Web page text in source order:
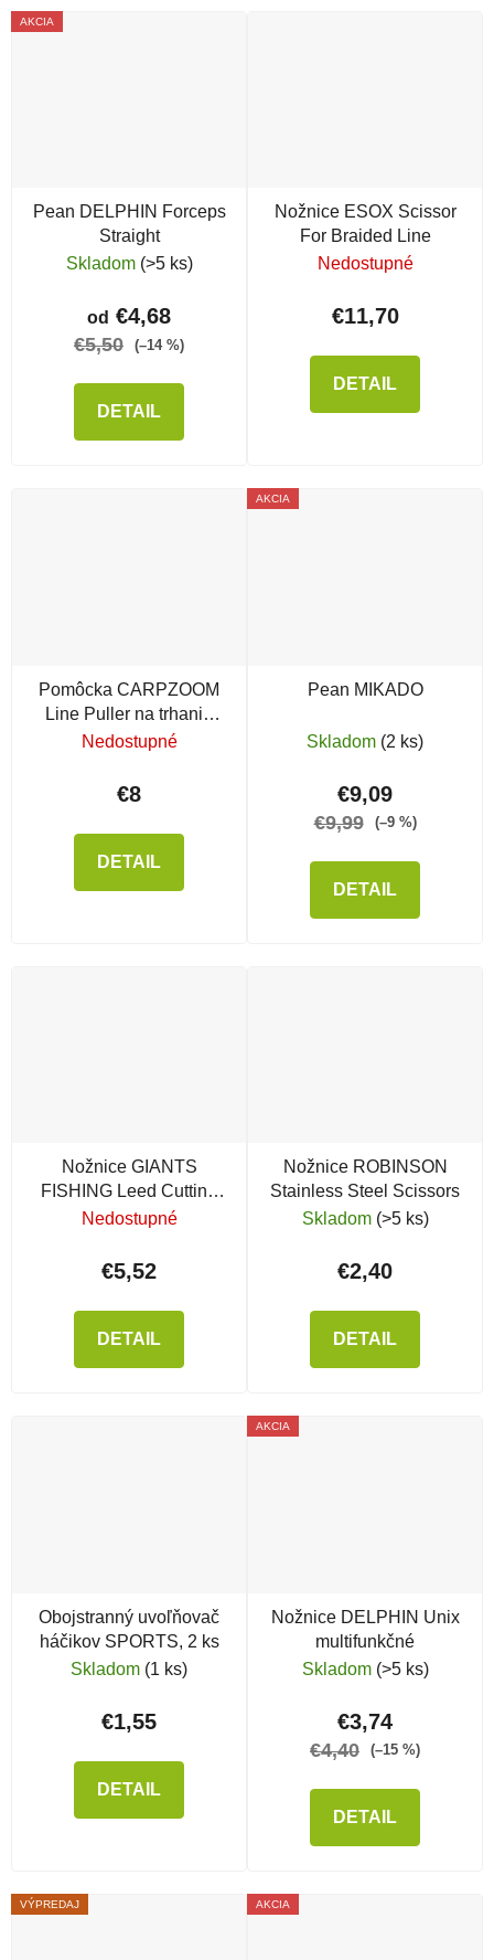
AKCIA
Pean DELPHIN Forceps
Straight
Skladom (>5 ks)
od €4,68
€5,50 (–14 %)
DETAIL
Nožnice ESOX Scissor
For Braided Line
Nedostupné
€11,70
DETAIL
Pomôcka CARPZOOM
Line Puller na trhanie
vlasca
Nedostupné
€8
DETAIL
AKCIA
Pean MIKADO
Skladom (2 ks)
€9,09
€9,99 (–9 %)
DETAIL
Nožnice GIANTS
FISHING Leed Cutting
Edge Scissors
Nedostupné
€5,52
DETAIL
Nožnice ROBINSON
Stainless Steel Scissors
Skladom (>5 ks)
€2,40
DETAIL
Obojstranný uvoľňovač
háčikov SPORTS, 2 ks
Skladom (1 ks)
€1,55
DETAIL
AKCIA
Nožnice DELPHIN Unix
multifunkčné
Skladom (>5 ks)
€3,74
€4,40 (–15 %)
DETAIL
VÝPREDAJ AKCIA